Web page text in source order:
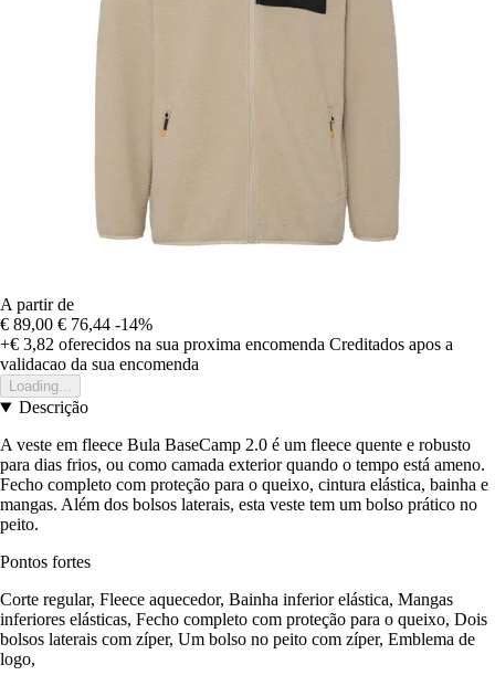
A partir de
€ 89,00 € 76,44 -14%
+€ 3,82 oferecidos na sua proxima encomenda Creditados apos a
validacao da sua encomenda
Loading...
Descrição
A veste em fleece Bula BaseCamp 2.0 é um fleece quente e robusto
para dias frios, ou como camada exterior quando o tempo está ameno.
Fecho completo com proteção para o queixo, cintura elástica, bainha e
mangas. Além dos bolsos laterais, esta veste tem um bolso prático no
peito.
Pontos fortes
Corte regular, Fleece aquecedor, Bainha inferior elástica, Mangas
inferiores elásticas, Fecho completo com proteção para o queixo, Dois
bolsos laterais com zíper, Um bolso no peito com zíper, Emblema de
logo,